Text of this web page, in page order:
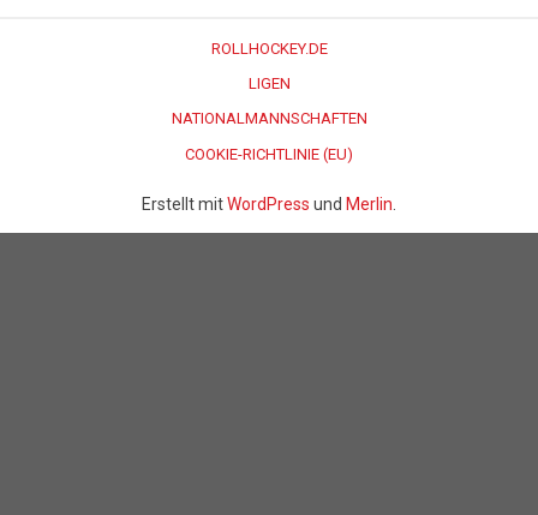
ROLLHOCKEY.DE
LIGEN
NATIONALMANNSCHAFTEN
COOKIE-RICHTLINIE (EU)
Erstellt mitWordPress und Merlin